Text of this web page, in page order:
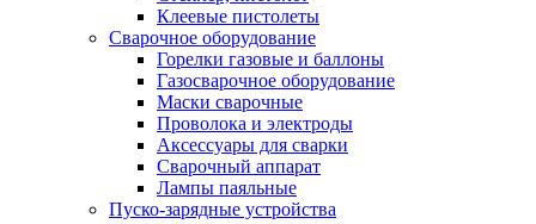
Клеевые пистолеты
Сварочное оборудование
Горелки газовые и баллоны
Газосварочное оборудование
Маски сварочные
Проволока и электроды
Аксессуары для сварки
Сварочный аппарат
Лампы паяльные
Пуско-зарядные устройства